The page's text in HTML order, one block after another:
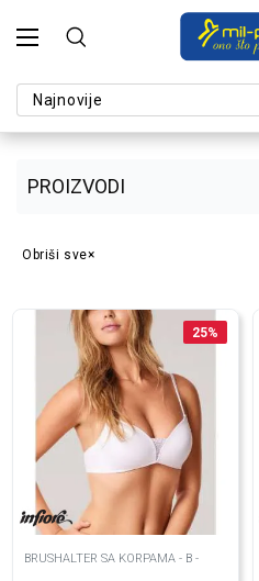
PROIZVODI
Obriši sve
25%
BRUSHALTER SA KORPAMA - B -